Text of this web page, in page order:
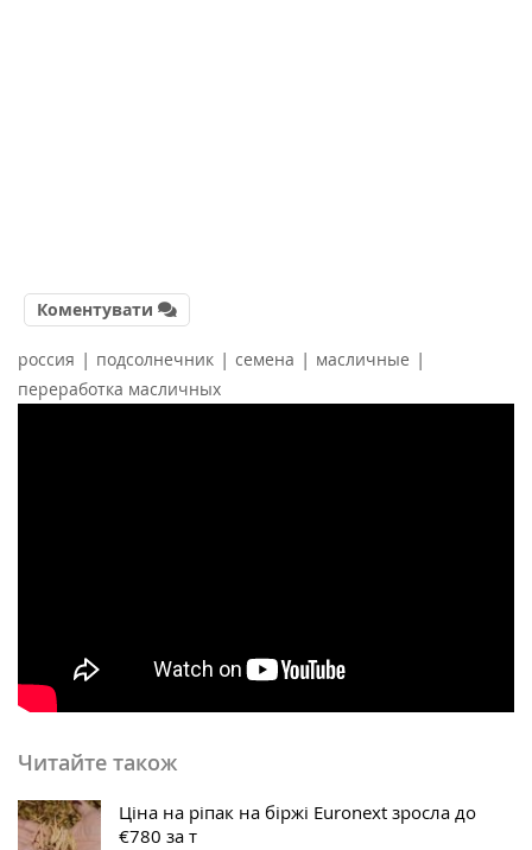
Коментувати
россия | подсолнечник | семена | масличные |
переработка масличных
Читайте також
Ціна на ріпак на біржі Euronext зросла до
€780 за т